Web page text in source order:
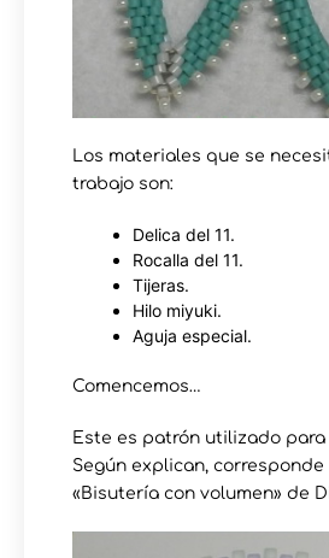
Los materiales que se
trabajo son:
Delica del 11.
Rocalla del 11.
Tijeras.
Hilo miyuki.
Aguja especial.
Comencemos…
Este es patrón utilizado para
Según explican,
«Bisutería con volumen» de